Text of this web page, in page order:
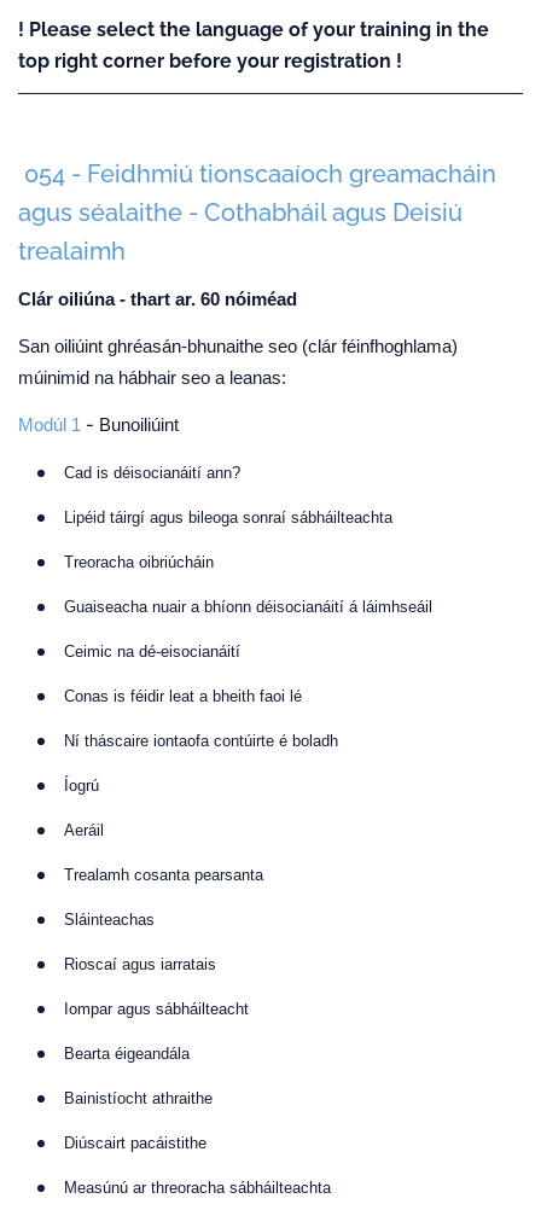
! Please select the language of your training in the
top right corner before your registration !
054 - Feidhmiú tionscaaíoch greamacháin
agus séalaithe - Cothabháil agus Deisiú
trealaimh
Clár oiliúna - thart ar. 60 nóiméad
San oiliúint ghréasán-bhunaithe seo (clár féinfhoghlama)
múinimid na hábhair seo a leanas:
Modúl 1 - Bunoiliúint
Cad is déisocianáití ann?
Lipéid táirgí agus bileoga sonraí sábháilteachta
Treoracha oibriúcháin
Guaiseacha nuair a bhíonn déisocianáití á láimhseáil
Ceimic na dé-eisocianáití
Conas is féidir leat a bheith faoi lé
Ní tháscaire iontaofa contúirte é boladh
Íogrú
Aeráil
Trealamh cosanta pearsanta
Sláinteachas
Rioscaí agus iarratais
Iompar agus sábháilteacht
Bearta éigeandála
Bainistíocht athraithe
Diúscairt pacáistithe
Measúnú ar threoracha sábháilteachta